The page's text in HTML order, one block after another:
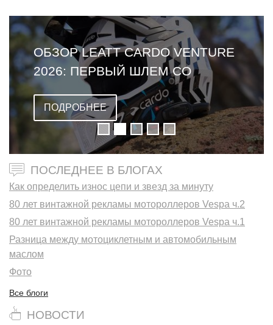
ОБЗОР LEATT CARDO VENTURE
2026: ПЕРВЫЙ ШЛЕМ СО
ВСТРОЕННОЙ ГАРНИТУРОЙ
ПОДРОБНЕЕ
ПОСЛЕДНЕЕ В БЛОГАХ
Как определить износ цепи и звезд за минуту
80 лет винтажной рекламы мотороллеров Vespa ч.2
80 лет винтажной рекламы мотороллеров Vespa ч.1
Разница между мотоциклетным и автомобильным
маслом
Фото
Все блоги
НОВОСТИ